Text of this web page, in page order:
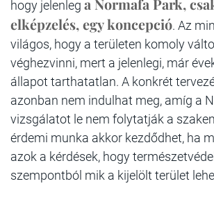
hogy jelenleg a Normafa Park,
elképzelés, egy koncepció. Az
világos, hogy a területen komoly
véghezvinni, mert a jelenlegi, már
állapot tarthatatlan. A konkrét
azonban nem indulhat meg, amíg a
vizsgálatot le nem folytatják a
érdemi munka akkor kezdődhet, ha
azok a kérdések, hogy
szempontból mik a kijelölt terület